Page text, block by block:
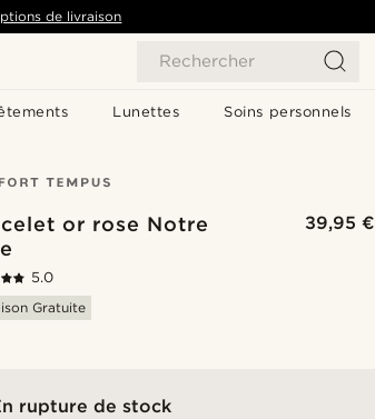
Rechercher
Lunettes Soins personnels
de livraison
or rose Notre
39,95 €
5.0
Gratuite
rupture de stock